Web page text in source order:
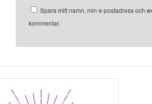
Spara mitt namn, min e-postadress och
kommentar.